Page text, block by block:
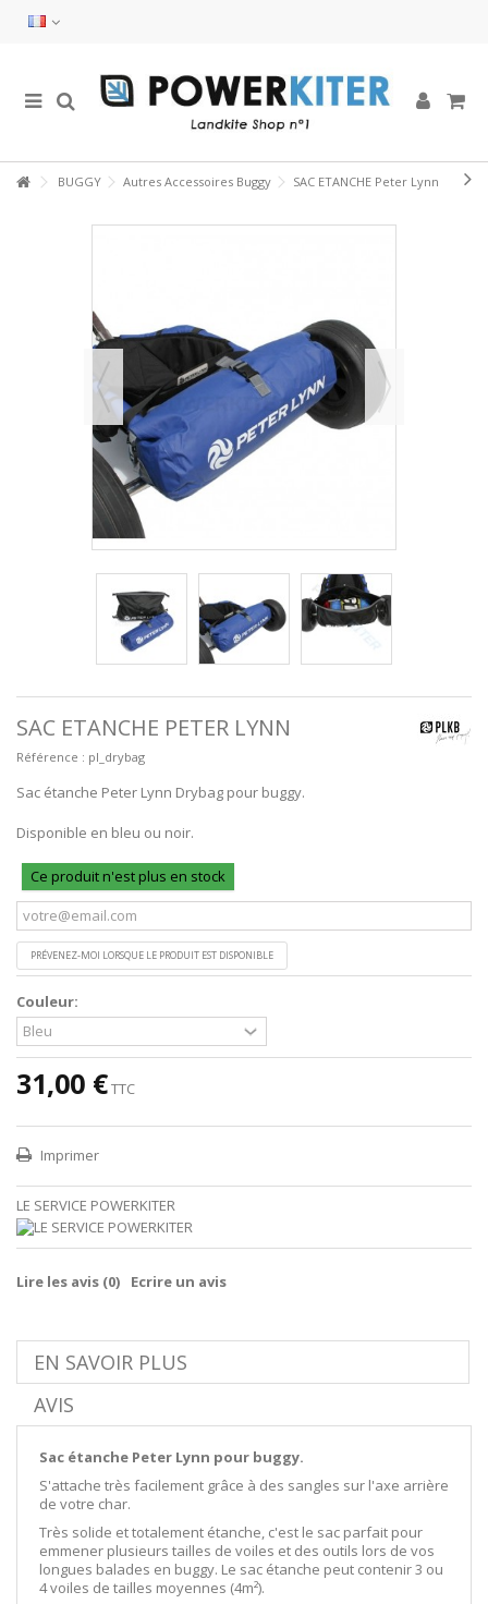
BUGGY Autres Accessoires Buggy SAC ETANCHE Peter Lynn
SAC ETANCHE PETER LYNN
Référence : pl_drybag
Sac étanche Peter Lynn Drybag pour buggy.
Disponible en bleu ou noir.
Ce produit n'est plus en stock
PRÉVENEZ-MOI LORSQUE LE PRODUIT EST DISPONIBLE
Couleur:
31,00 €TTC
Imprimer
LE SERVICE POWERKITER
Lire les avis (0) Ecrire un avis
EN SAVOIR PLUS
AVIS
Sac étanche Peter Lynn pour buggy.
S'attache très facilement grâce à des sangles sur l'axe arrière
de votre char.
Très solide et totalement étanche, c'est le sac parfait pour
emmener plusieurs tailles de voiles et des outils lors de vos
longues balades en buggy. Le sac étanche peut contenir 3 ou
4 voiles de tailles moyennes (4m²).